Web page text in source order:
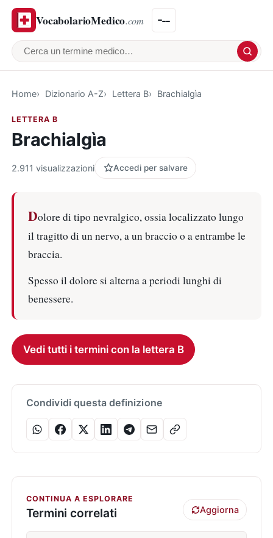
VocabolarioMedico.com
Cerca un termine medico
Home Dizionario A-Z Lettera B Brachialgìa
LETTERA B
Brachialgìa
2.911 visualizzazioni Accedi per salvare
Dolore di tipo nevralgico, ossia localizzato lungo
il tragitto di un nervo, a un braccio o a entrambe le
braccia.
Spesso il dolore si alterna a periodi lunghi di
benessere.
Vedi tutti i termini con la lettera B
Condividi questa definizione
CONTINUA A ESPLORARE
Termini correlati Aggiorna